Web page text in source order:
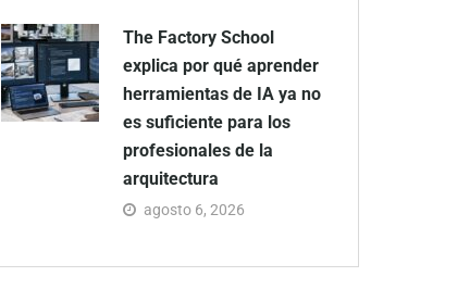
The Factory School
explica por qué aprender
herramientas de IA ya no
es suficiente para los
profesionales de la
arquitectura
agosto 6, 2026